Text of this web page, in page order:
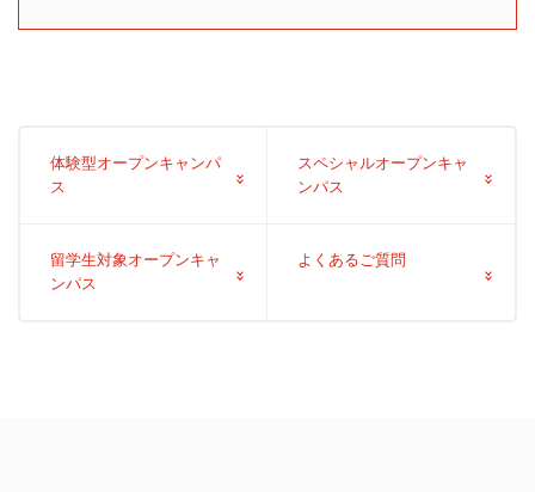
体験型オープンキャンパ
ス
スペシャルオープンキャ
ンパス
留学生対象オープンキャ
ンパス
よくあるご質問